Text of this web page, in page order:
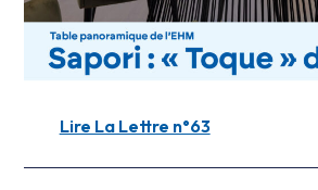
Lire La Lettre n°63